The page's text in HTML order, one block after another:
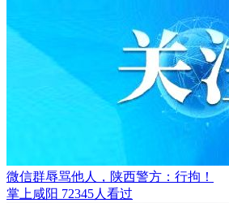
微信群辱骂他人，陕西警方：行拘！
掌上咸阳 72345人看过